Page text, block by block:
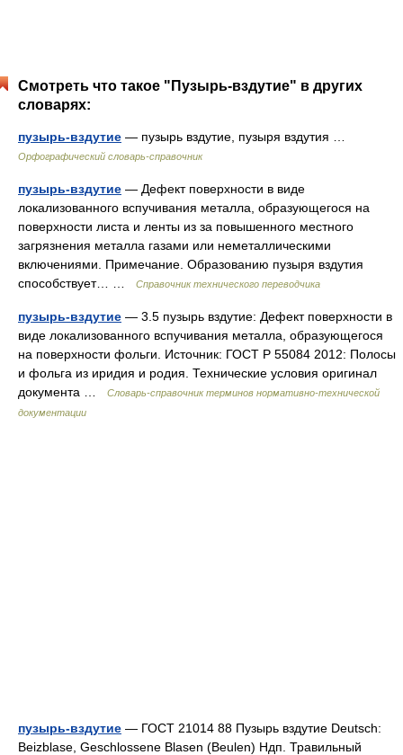
Смотреть что такое "Пузырь-вздутие" в других
словарях:
пузырь-вздутие — пузырь вздутие, пузыря вздутия …
Орфографический словарь-справочник
пузырь-вздутие — Дефект поверхности в виде
локализованного вспучивания металла, образующегося на
поверхности листа и ленты из за повышенного местного
загрязнения металла газами или неметаллическими
включениями. Примечание. Образованию пузыря вздутия
способствует… …
Справочник технического переводчика
пузырь-вздутие — 3.5 пузырь вздутие: Дефект поверхности в
виде локализованного вспучивания металла, образующегося
на поверхности фольги. Источник: ГОСТ Р 55084 2012: Полосы
и фольга из иридия и родия. Технические условия оригинал
документа …
Словарь-справочник терминов нормативно-технической
документации
пузырь-вздутие — ГОСТ 21014 88 Пузырь вздутие Deutsch:
Beizblase, Geschlossene Blasen (Beulen) Ндп. Травильный